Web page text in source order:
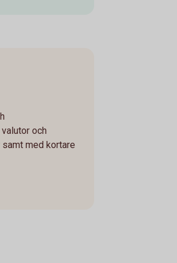
och
samt med kortare